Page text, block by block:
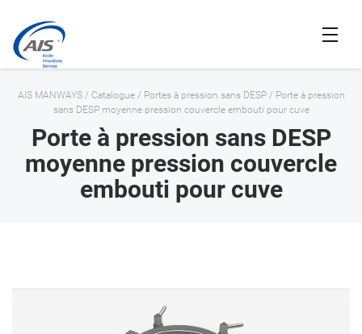
AIS MANWAYS/ Catalogue/ Portes à pression sans DESP/ Porte à pression
sans DESP moyenne pression couvercle embouti pour cuve
Porte à pression sans DESP
moyenne pression couvercle
embouti pour cuve